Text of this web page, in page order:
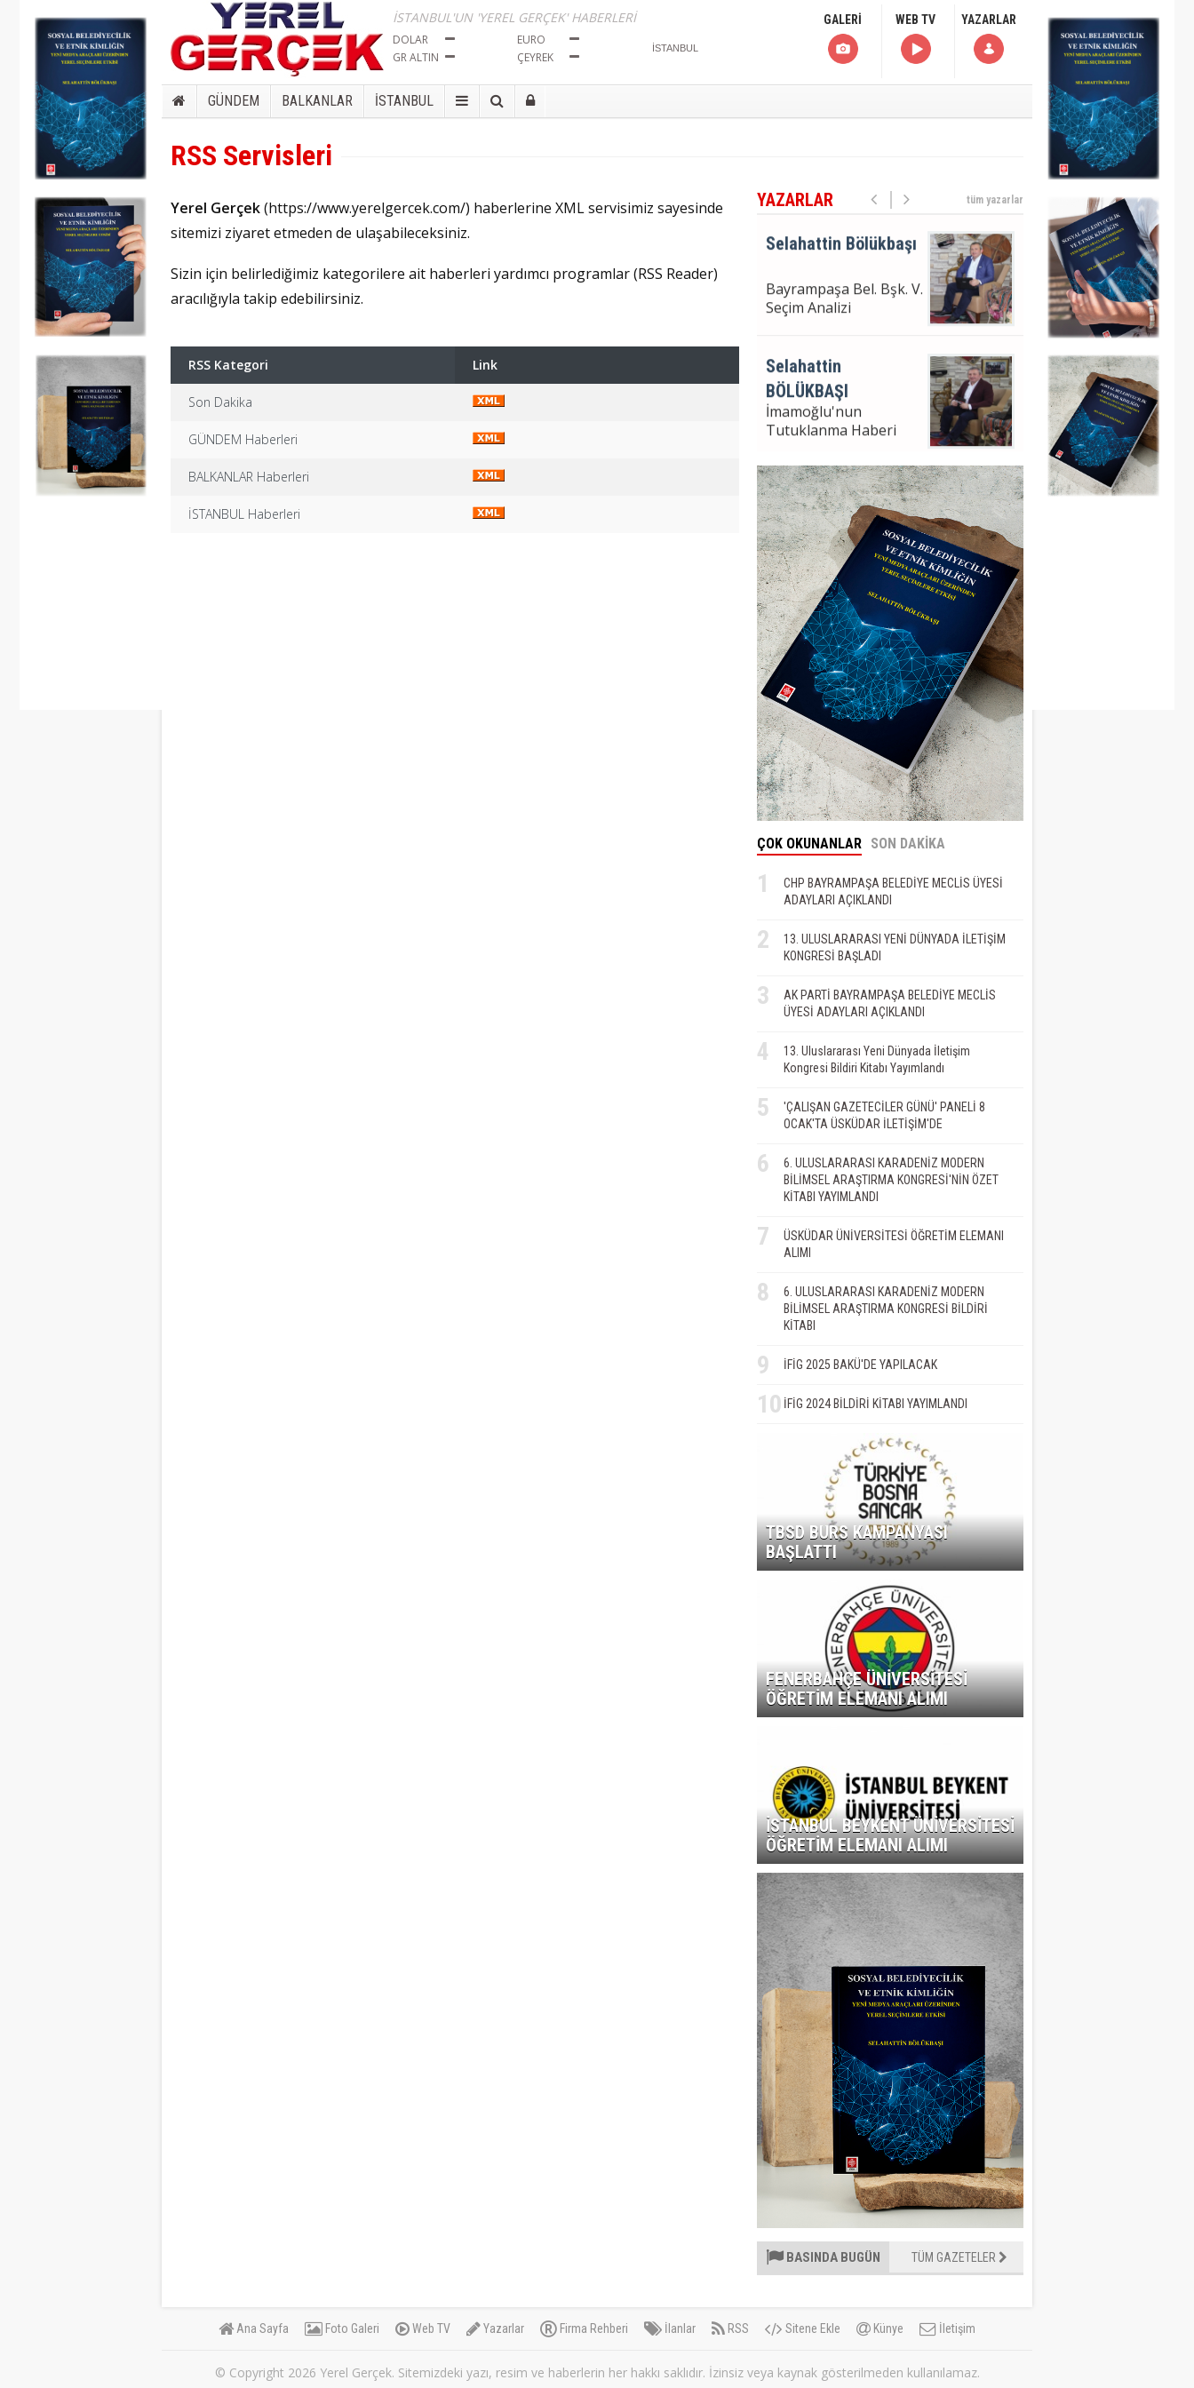
İSTANBUL'UN 'YEREL GERÇEK' HABERLERİ
DOLAR
EURO
GR ALTIN
ÇEYREK
GALERİ WEB TV YAZARLAR
GÜNDEM BALKANLAR İSTANBUL
RSS Servisleri
Yerel Gerçek(https://www.yerelgercek.com/) haberlerine XML servisimiz sayesinde
sitemizi ziyaret etmeden de ulaşabileceksiniz.
Sizin için belirlediğimiz kategorilere ait haberleri yardımcı programlar (RSS Reader)
aracılığıyla takip edebilirsiniz.
RSS Kategori Link
Son Dakika
GÜNDEM Haberleri
BALKANLAR Haberleri
İSTANBUL Haberleri
YAZARLAR tüm yazarlar
Bayrampaşa Bel. Bşk. V.
Seçim Analizi
Selahattin
Bayrampaşa Bel. Bşk. V.
Seçim Analizi
Selahattin Bölükbaşı
İmamoğlu'nun
Tutuklanma Haberi
Selahattin
BÖLÜKBAŞI
Bayrampaşa Bel. Bşk. V.
Seçim Analizi
Selahattin Bölükbaşı
ÇOK OKUNANLAR SON DAKİKA
1
CHP BAYRAMPAŞA BELEDİYE MECLİS ÜYESİ
ADAYLARI AÇIKLANDI
2
13. ULUSLARARASI YENİ DÜNYADA İLETİŞİM
KONGRESİ BAŞLADI
3
AK PARTİ BAYRAMPAŞA BELEDİYE MECLİS
ÜYESİ ADAYLARI AÇIKLANDI
4
13. Uluslararası Yeni Dünyada İletişim
Kongresi Bildiri Kitabı Yayımlandı
5
'ÇALIŞAN GAZETECİLER GÜNÜ' PANELİ 8
OCAK'TA ÜSKÜDAR İLETİŞİM'DE
6
6. ULUSLARARASI KARADENİZ MODERN
BİLİMSEL ARAŞTIRMA KONGRESİ'NİN ÖZET
KİTABI YAYIMLANDI
7
ÜSKÜDAR ÜNİVERSİTESİ ÖĞRETİM ELEMANI
ALIMI
8
6. ULUSLARARASI KARADENİZ MODERN
BİLİMSEL ARAŞTIRMA KONGRESİ BİLDİRİ
KİTABI
9 İFİG 2025 BAKÜ'DE YAPILACAK
10 İFİG 2024 BİLDİRİ KİTABI YAYIMLANDI
TBSD BURS KAMPANYASI
BAŞLATTI
FENERBAHÇE ÜNİVERSİTESİ
ÖĞRETİM ELEMANI ALIMI
İSTANBUL BEYKENT ÜNİVERSİTESİ
ÖĞRETİM ELEMANI ALIMI
BASINDA BUGÜN TÜM GAZETELER
Ana Sayfa Foto Galeri Web TV Yazarlar Firma Rehberi İlanlar RSS Sitene Ekle Künye İletişim
© Copyright 2026 Yerel Gerçek. Sitemizdeki yazı, resim ve haberlerin her hakkı saklıdır. İzinsiz veya kaynak gösterilmeden kullanılamaz.